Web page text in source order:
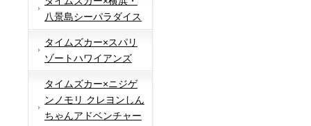
八景島シーパラダイス
タイムズカー×スパリ
ゾートハワイアンズ
タイムズカー×ニジゲ
ンノモリ クレヨンしん
ちゃんアドベンチャー